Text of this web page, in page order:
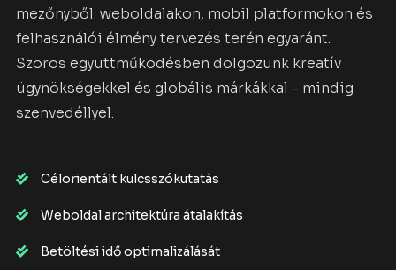
mezőnyből: weboldalakon, mobil platformokon és
felhasználói élmény tervezés terén egyaránt.
Szoros együttműködésben dolgozunk kreatív
ügynökségekkel és globális márkákkal - mindig
szenvedéllyel.
Célorientált kulcsszókutatás
Weboldal architektúra átalakítás
Betöltési idő optimalizálását